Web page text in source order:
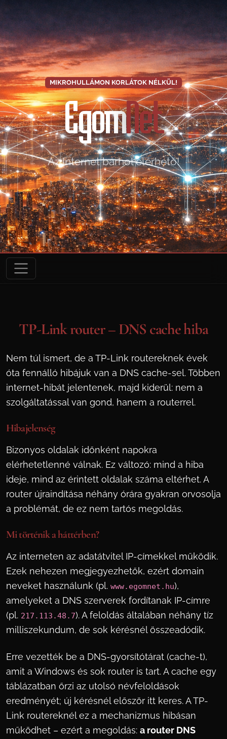
MIKROHULLÁMON KORLÁTOK NÉLKÜL!
EgomNet
Az Internet bárhol elérhető!
TP-Link router – DNS cache hiba
Nem túl ismert, de a TP-Link routereknek évek
óta fennálló hibájuk van a DNS cache-sel. Többen
internet-hibát jelentenek, majd kiderül: nem a
szolgáltatással van gond, hanem a routerrel.
Hibajelenség
Bizonyos oldalak időnként napokra
elérhetetlenné válnak. Ez változó: mind a hiba
ideje, mind az érintett oldalak száma eltérhet. A
router újraindítása néhány órára gyakran orvosolja
a problémát, de ez nem tartós megoldás.
Mi történik a háttérben?
Az interneten az adatátvitel IP-címekkel működik.
Ezek nehezen megjegyezhetők, ezért domain
neveket használunk (pl. www.egomnet.hu),
amelyeket a DNS szerverek fordítanak IP-címre
(pl. 217.113.48.7). A feloldás általában néhány tíz
milliszekundum, de sok kérésnél összeadódik.
Erre vezették be a DNS-gyorsítótárat (cache-t),
amit a Windows és sok router is tart. A cache egy
táblázatban őrzi az utolsó névfeloldások
eredményét; új kérésnél először itt keres. A TP-
Link routereknél ez a mechanizmus hibásan
működhet – ezért a megoldás: a router DNS